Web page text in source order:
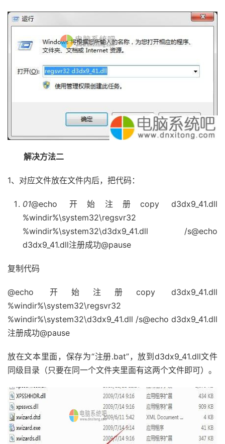
解决方法二
1、对应文件放在文件内后，把代码：
01@echo 开始注册copy d3dx9_41.dll
%windir%\system32\regsvr32
%windir%\system32\d3dx9_41.dll /s@echo
d3dx9_41.dll注册成功@pause
复制代码
@echo 开始注册copy d3dx9_41.dll
%windir%\system32\regsvr32
%windir%\system32\d3dx9_41.dll /s@echo d3dx9_41.dll
注册成功@pause
放在文本里面，保存为“注册.bat”，放到d3dx9_41.dll文件
同级目录（只要在同一个文件夹里面有这两个文件即可）。